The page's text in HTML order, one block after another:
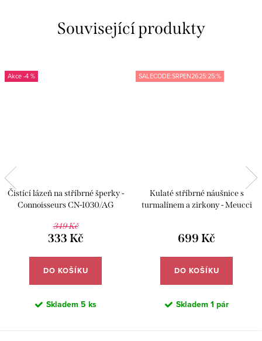
Související produkty
-4 %
Čistící lázeň na stříbrné šperky -
Connoisseurs CN-1030/AG
349 Kč
333 Kč
DO KOŠÍKU
Skladem 5 ks
SALECODE:SRPEN2625:25:%
Kulaté stříbrné náušnice s
turmalínem a zirkony - Meucci
699 Kč
DO KOŠÍKU
Skladem 1 pár